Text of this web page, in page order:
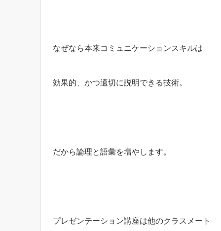
なぜなら本来コミュニケーションスキルは
効果的、かつ適切に説明できる技術。
だから論理と語彙を増やします。
プレゼンテーション講座は他のクラスメート